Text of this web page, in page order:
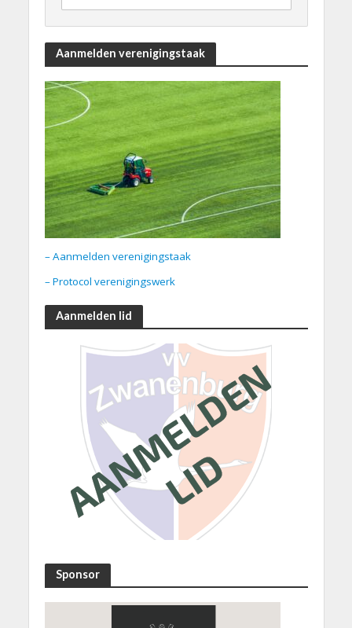
Aanmelden verenigingstaak
– Aanmelden verenigingstaak
– Protocol verenigingswerk
Aanmelden lid
Sponsor